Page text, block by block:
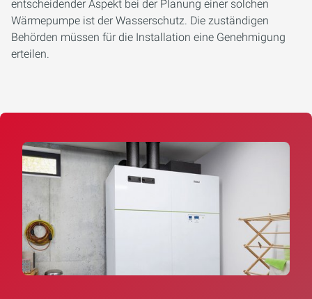
entscheidender Aspekt bei der Planung einer solchen
Wärmepumpe ist der Wasserschutz. Die zuständigen
Behörden müssen für die Installation eine Genehmigung
erteilen.